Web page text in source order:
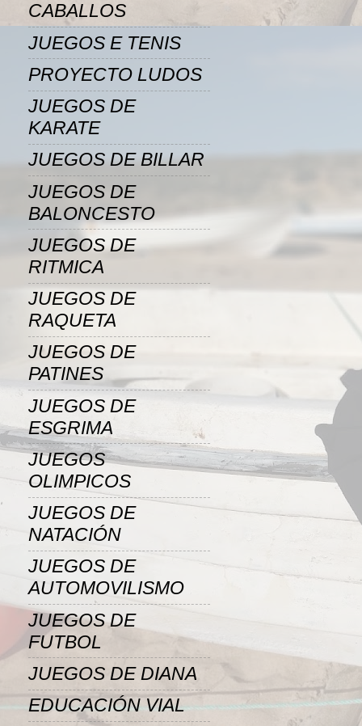
CABALLOS
JUEGOS E TENIS
PROYECTO LUDOS
JUEGOS DE
KARATE
JUEGOS DE BILLAR
JUEGOS DE
BALONCESTO
JUEGOS DE
RITMICA
JUEGOS DE
RAQUETA
JUEGOS DE
PATINES
JUEGOS DE
ESGRIMA
JUEGOS
OLIMPICOS
JUEGOS DE
NATACIÓN
JUEGOS DE
AUTOMOVILISMO
JUEGOS DE
FUTBOL
JUEGOS DE DIANA
EDUCACIÓN VIAL